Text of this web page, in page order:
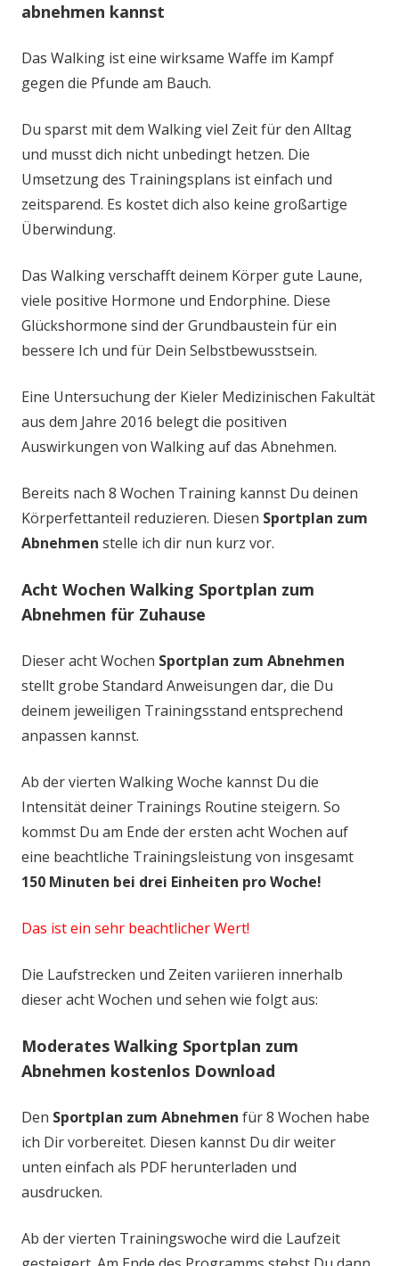
abnehmen kannst
Das Walking ist eine wirksame Waffe im Kampf
gegen die Pfunde am Bauch.
Du sparst mit dem Walking viel Zeit für den Alltag
und musst dich nicht unbedingt hetzen. Die
Umsetzung des Trainingsplans ist einfach und
zeitsparend. Es kostet dich also keine großartige
Überwindung.
Das Walking verschafft deinem Körper gute Laune,
viele positive Hormone und Endorphine. Diese
Glückshormone sind der Grundbaustein für ein
bessere Ich und für Dein Selbstbewusstsein.
Eine Untersuchung der Kieler Medizinischen Fakultät
aus dem Jahre 2016 belegt die positiven
Auswirkungen von Walking auf das Abnehmen.
Bereits nach 8 Wochen Training kannst Du deinen
Körperfettanteil reduzieren. Diesen Sportplan zum
Abnehmen stelle ich dir nun kurz vor.
Acht Wochen Walking Sportplan zum
Abnehmen für Zuhause
Dieser acht Wochen Sportplan zum Abnehmen
stellt grobe Standard Anweisungen dar, die Du
deinem jeweiligen Trainingsstand entsprechend
anpassen kannst.
Ab der vierten Walking Woche kannst Du die
Intensität deiner Trainings Routine steigern. So
kommst Du am Ende der ersten acht Wochen auf
eine beachtliche Trainingsleistung von insgesamt
150 Minuten bei drei Einheiten pro Woche!
Das ist ein sehr beachtlicher Wert!
Die Laufstrecken und Zeiten variieren innerhalb
dieser acht Wochen und sehen wie folgt aus:
Moderates Walking Sportplan zum
Abnehmen kostenlos Download
Den Sportplan zum Abnehmen für 8 Wochen habe
ich Dir vorbereitet. Diesen kannst Du dir weiter
unten einfach als PDF herunterladen und
ausdrucken.
Ab der vierten Trainingswoche wird die Laufzeit